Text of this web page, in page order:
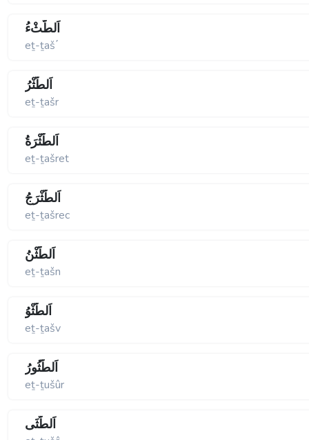
اَلطَّثْءُ
eṯ-ṯaš΄
اَلطَّثْرُ
eṯ-ṯašr
اَلطَّثْرَةُ
eṯ-ṯašret
اَلطَّثْرَجُ
eṯ-ṯašrec
اَلطَّثْنُ
eṯ-ṯašn
اَلطَّثْوُ
eṯ-ṯašv
اَلطُّثُورُ
eṯ-ṯušûr
اَلطُّثَى